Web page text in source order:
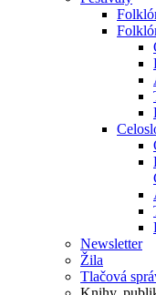
Newsletter
Žila
Tlačová